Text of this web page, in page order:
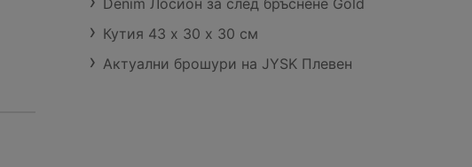
Denim Лосион за след бръснене Gold
Кутия 43 x 30 x 30 cм
Актуални брошури на JYSK Плевен